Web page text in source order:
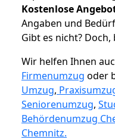
Kostenlose
Angaben und
Gibt es nicht?
Wir helfen Ihnen
Firmenumzug oder
Umzug,
Seniorenumzug,
Behördenumzug
Chemnitz.